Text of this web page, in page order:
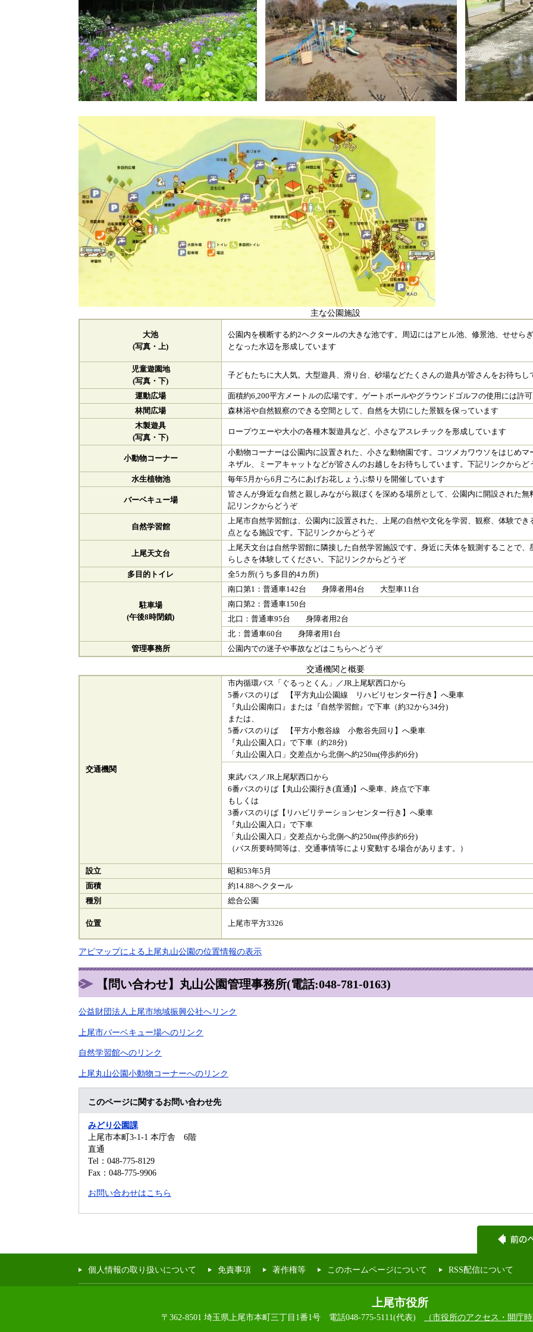
主な公園施設
大池
(写真・上)
公園内を横断する約2ヘクタールの大きな池です。周辺にはアヒル池、修景池、せせら
となった水辺を形成しています
児童遊園地
(写真・下)
子どもたちに大人気。大型遊具、滑り台、砂場などたくさんの遊具が皆さんをお待ちし
運動広場
面積約6,200平方メートルの広場です。ゲートボールやグラウンドゴルフの使用には許
林間広場
森林浴や自然観察のできる空間として、自然を大切にした景観を保っています
木製遊具
(写真・下)
ロープウエーや大小の各種木製遊具など、小さなアスレチックを形成しています
小動物コーナー
小動物コーナーは公園内に設置された、小さな動物園です。コツメカワウソをはじめマ
ネザル、ミーアキャットなどが皆さんのお越しをお待ちしています。下記リンクからど
水生植物池
毎年5月から6月ごろにあげお花しょうぶ祭りを開催しています
バーベキュー場
皆さんが身近な自然と親しみながら親ぼくを深める場所として、公園内に開設された無
記リンクからどうぞ
自然学習館
上尾市自然学習館は、公園内に設置された、上尾の自然や文化を学習、観察、体験でき
点となる施設です。下記リンクからどうぞ
上尾天文台
上尾天文台は自然学習館に隣接した自然学習施設です。身近に天体を観測することで、
らしさを体験してください。下記リンクからどうぞ
多目的トイレ
全5カ所(うち多目的4カ所)
駐車場
(午後8時閉鎖)
南口第1：普通車142台 身障者用4台 大型車11台
南口第2：普通車150台
北口：普通車95台 身障者用2台
北：普通車60台 身障者用1台
管理事務所
公園内での迷子や事故などはこちらへどうぞ
交通機関と概要
交通機関
市内循環バス「ぐるっとくん」／JR上尾駅西口から
5番バスのりば 【平方丸山公園線 リハビリセンター行き】へ乗車
『丸山公園南口』または『自然学習館』で下車（約32から34分)
または、
5番バスのりば 【平方小敷谷線 小敷谷先回り】へ乗車
『丸山公園入口』で下車（約28分)
「丸山公園入口」交差点から北側へ約250m(停歩約6分)
東武バス／JR上尾駅西口から
6番バスのりば【丸山公園行き(直通)】へ乗車、終点で下車
もしくは
3番バスのりば【リハビリテーションセンター行き】へ乗車
『丸山公園入口』で下車
「丸山公園入口」交差点から北側へ約250m(停歩約6分)
（バス所要時間等は、交通事情等により変動する場合があります。）
設立
昭和53年5月
面積
約14.88ヘクタール
種別
総合公園
位置 上尾市平方3326
アピマップによる上尾丸山公園の位置情報の表示
【問い合わせ】丸山公園管理事務所(電話:048-781-0163)
公益財団法人上尾市地域振興公社へリンク
上尾市バーベキュー場へのリンク
自然学習館へのリンク
上尾丸山公園小動物コーナーへのリンク
このページに関するお問い合わせ先
みどり公園課
上尾市本町3-1-1 本庁舎 6階
直通
Tel：048-775-8129
Fax：048-775-9906
お問い合わせはこちら
個人情報の取り扱いについて 免責事項 著作権等 このホームページについて RSS配信について
上尾市役所
〒362-8501 埼玉県上尾市本町三丁目1番1号 電話048-775-5111(代表) （市役所のアクセス・開庁時